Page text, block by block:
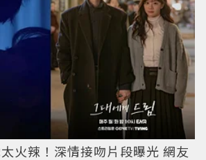
火辣！深情接吻片段曝光 網友